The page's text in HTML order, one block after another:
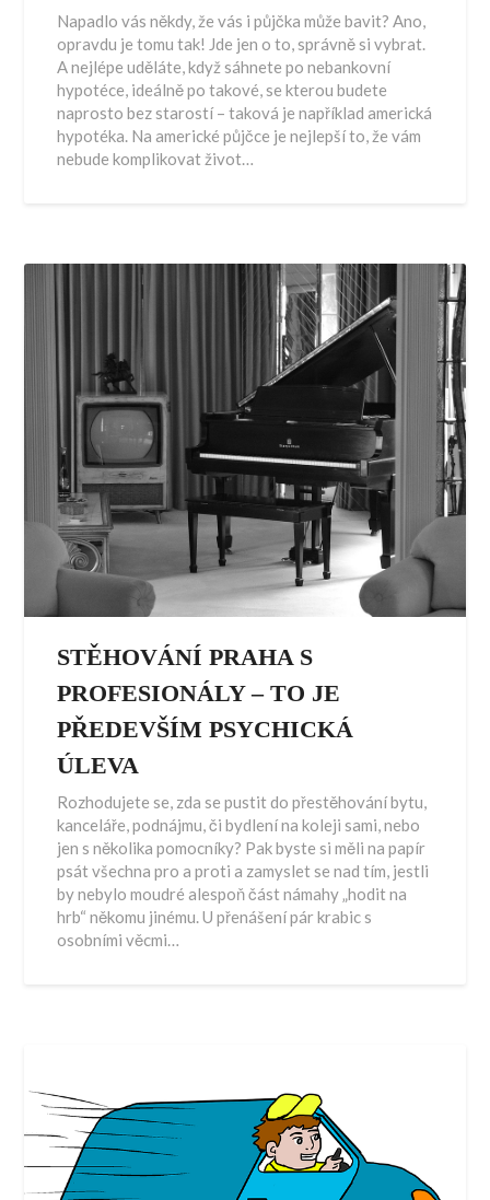
Napadlo vás někdy, že vás i půjčka může bavit? Ano,
opravdu je tomu tak! Jde jen o to, správně si vybrat.
A nejlépe uděláte, když sáhnete po nebankovní
hypotéce, ideálně po takové, se kterou budete
naprosto bez starostí – taková je například americká
hypotéka. Na americké půjčce je nejlepší to, že vám
nebude komplikovat život…
STĚHOVÁNÍ PRAHA S
PROFESIONÁLY – TO JE
PŘEDEVŠÍM PSYCHICKÁ
ÚLEVA
Rozhodujete se, zda se pustit do přestěhování bytu,
kanceláře, podnájmu, či bydlení na koleji sami, nebo
jen s několika pomocníky? Pak byste si měli na papír
psát všechna pro a proti a zamyslet se nad tím, jestli
by nebylo moudré alespoň část námahy „hodit na
hrb“ někomu jinému. U přenášení pár krabic s
osobními věcmi…